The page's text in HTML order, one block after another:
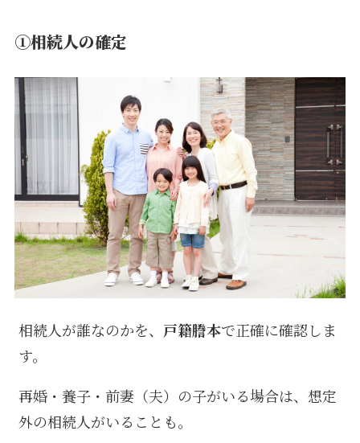
①相続人の確定
相続人が誰なのかを、 戸籍謄本で正確に確認しま
す。
再婚・養子・前妻（夫）の子がいる場合は、想定
外の相続人がいることも。